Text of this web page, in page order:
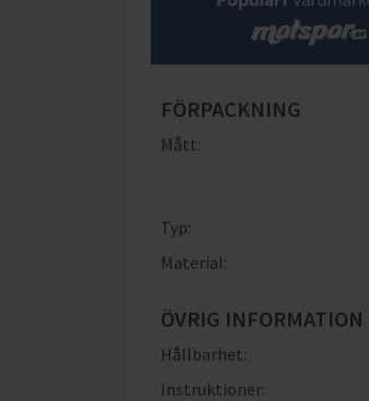
FÖRPACKNING
Mått:
Typ:
Material:
ÖVRIG INFORMATION
Hållbarhet:
Instruktioner: